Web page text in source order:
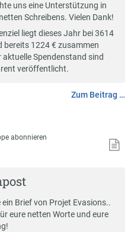
uns eine Unterstützung in
Schreibens. Vielen Dank!
liegt dieses Jahr bei 3614
bereits 1224 € zusammen
Spendenstand sind
veröffentlicht.
Zum Beitrag …
abonnieren
ein Brief von Projet Evasions..
eure netten Worte und eure